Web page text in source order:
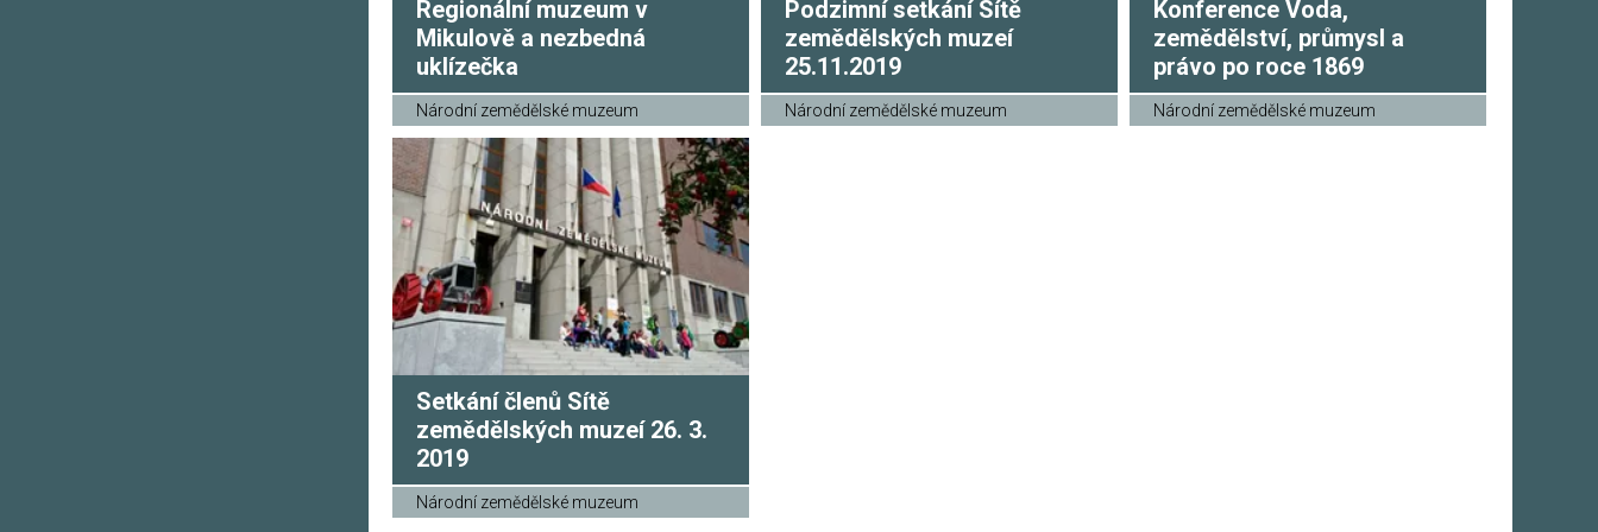
Regionální muzeum v
Mikulově a nezbedná
uklízečka
Národní zemědělské muzeum
Podzimní setkání Sítě
zemědělských muzeí
25.11.2019
Národní zemědělské muzeum
Konference Voda,
zemědělství, průmysl a
právo po roce 1869
Národní zemědělské muzeum
Setkání členů Sítě
zemědělských muzeí 26. 3.
2019
Národní zemědělské muzeum